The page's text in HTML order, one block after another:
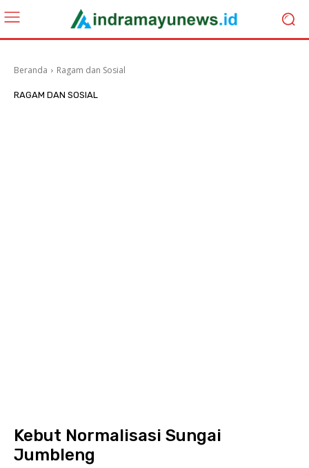
Beranda Ragam dan Sosial
RAGAM DAN SOSIAL
Kebut Normalisasi Sungai
Jumbleng